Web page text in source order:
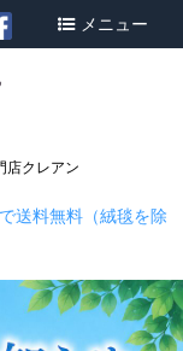
店クレアン
メニュー
送料無料（絨毯を除